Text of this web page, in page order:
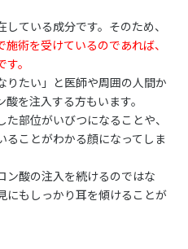
ている成分です。そのため、
術を受けているのであれば、
。
りたい」と医師や周囲の人間か
を注入する方もいます。
部位がいびつになることや、
ことがわかる顔になってしま
ン酸の注入を続けるのではな
にもしっかり耳を傾けることが